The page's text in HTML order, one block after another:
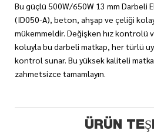
Bu güçlü 500W/650W 13 mm Darbeli
(ID050-A), beton, ahşap ve çeliği
mükemmeldir. Değişken hız kontrolü
koluyla bu darbeli matkap, her türlü
kontrol sunar. Bu yüksek kaliteli
zahmetsizce tamamlayın.
ÜRÜN